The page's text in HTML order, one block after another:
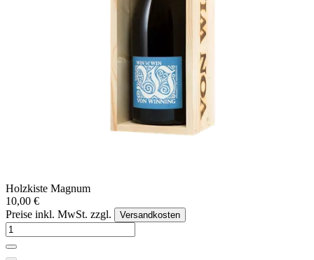
Holzkiste Magnum
10,00 €
Preise inkl. MwSt. zzgl.
Versandkosten